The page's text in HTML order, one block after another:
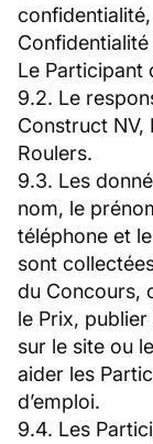
Le Participant
9.2. Le
Construct NV,
Roulers.
9.3. Les
nom, le
téléphone et
sont
du Concours,
le Prix,
sur le site ou
aider les
d’emploi.
9.4. Les